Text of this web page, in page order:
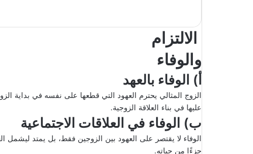
الالتزام
والوفاء
أ) الوفاء بالعهد
الزوج المثالي يحترم العهود التي قطعها على نفسه في بداية
عليها في بناء العلاقة الزوجية.
ب) الوفاء في العلاقات الاجتماعية
الوفاء لا يقتصر على العهود بين الزوجين فقط، بل يمتد ليشمل
جزءًا من حياته.